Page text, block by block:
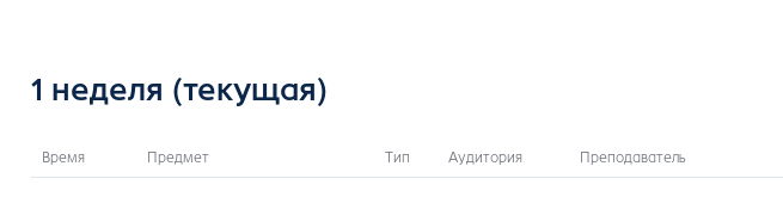
1 неделя (текущая)
Время Предмет Тип Аудитория Преподаватель